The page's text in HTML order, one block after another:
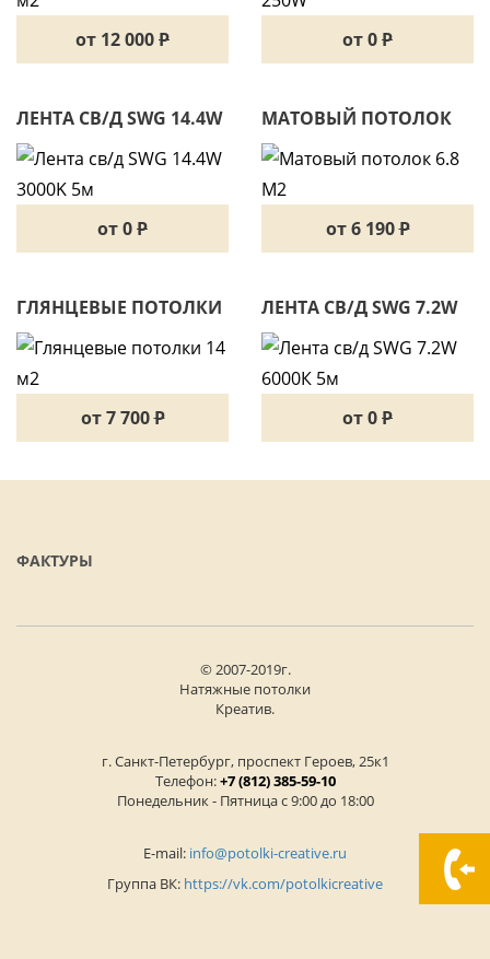
от 12 000P от 0P
ЛЕНТА СВ/Д SWG 14.4W
3000K 5М
от 0P
МАТОВЫЙ ПОТОЛОК
6.8 М2
от 6 190P
ГЛЯНЦЕВЫЕ ПОТОЛКИ
14 М2
от 7 700P
ЛЕНТА СВ/Д SWG 7.2W
6000К 5М
от 0P
ФАКТУРЫ
© 2007-2019г.
Натяжные потолки
Креатив.
г. Санкт-Петербург, проспект Героев, 25к1
Телефон:+7 (812) 385-59-10
Понедельник - Пятница с 9:00 до 18:00
E-mail: info@potolki-creative.ru
Группа ВК: https://vk.com/potolkicreative